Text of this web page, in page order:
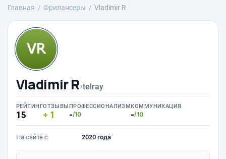
Главная Фрилансеры Vladimir R
Vladimir R›telray
РЕЙТИНГ
15
ОТЗЫВЫ
1
ПРОФЕССИОНАЛИЗМ
-/10
КОММУНИКАЦИЯ
-/10
На сайте с 2020 года